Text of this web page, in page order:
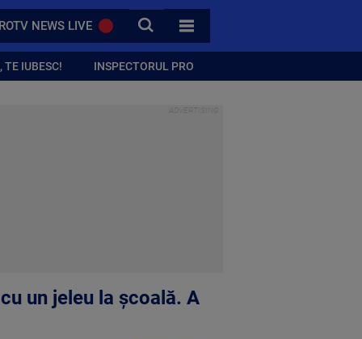
NEWS LIVE CAUTA
TOATE CATEGORIILE
TE IUBESC! INSPECTORUL PRO
un jeleu la școală. A